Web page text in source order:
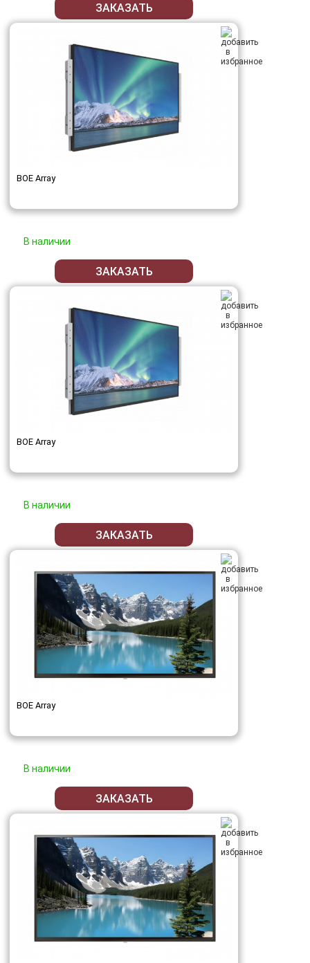
ЗАКАЗАТЬ
BOE Array
В наличии
ЗАКАЗАТЬ
BOE Array
В наличии
ЗАКАЗАТЬ
BOE Array
В наличии
ЗАКАЗАТЬ